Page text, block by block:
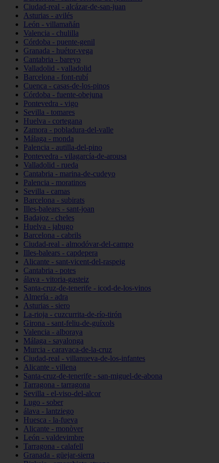
Ciudad-real - alcázar-de-san-juan
Asturias - avilés
León - villamañán
Valencia - chulilla
Córdoba - puente-genil
Granada - huétor-vega
Cantabria - bareyo
Valladolid - valladolid
Barcelona - font-rubí
Cuenca - casas-de-los-pinos
Córdoba - fuente-obejuna
Pontevedra - vigo
Sevilla - tomares
Huelva - cortegana
Zamora - pobladura-del-valle
Málaga - monda
Palencia - autilla-del-pino
Pontevedra - vilagarcía-de-arousa
Valladolid - rueda
Cantabria - marina-de-cudeyo
Palencia - moratinos
Sevilla - camas
Barcelona - subirats
Illes-balears - sant-joan
Badajoz - cheles
Huelva - jabugo
Barcelona - cabrils
Ciudad-real - almodóvar-del-campo
Illes-balears - capdepera
Alicante - sant-vicent-del-raspeig
Cantabria - potes
álava - vitoria-gasteiz
Santa-cruz-de-tenerife - icod-de-los-vinos
Almería - adra
Asturias - siero
La-rioja - cuzcurrita-de-río-tirón
Girona - sant-feliu-de-guíxols
Valencia - alboraya
Málaga - sayalonga
Murcia - caravaca-de-la-cruz
Ciudad-real - villanueva-de-los-infantes
Alicante - villena
Santa-cruz-de-tenerife - san-miguel-de-abona
Tarragona - tarragona
Sevilla - el-viso-del-alcor
Lugo - sober
álava - lantziego
Huesca - la-fueva
Alicante - monòver
León - valdevimbre
Tarragona - calafell
Granada - güejar-sierra